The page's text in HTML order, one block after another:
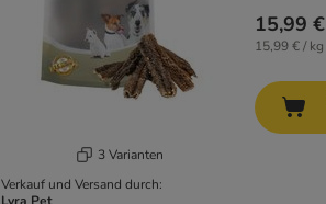
3 Varianten
Verkauf und Versand durch:
15,99 €
15,99 € / kg